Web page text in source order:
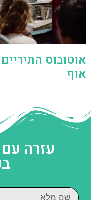
אוטובוס
אוף
עזרה